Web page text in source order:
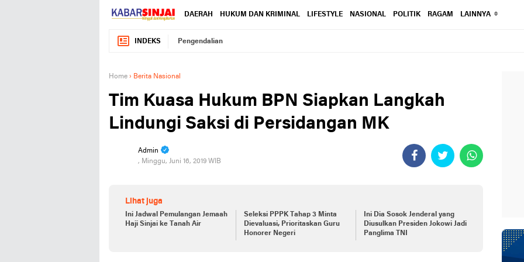
DAERAH HUKUM DAN KRIMINAL LIFESTYLE NASIONAL POLITIK RAGAM LAINNYA
INDEKS Pengendalian
Home › Berita Nasional
Tim Kuasa Hukum BPN Siapkan Langkah
Lindungi Saksi di Persidangan MK
Admin
, Minggu, Juni 16, 2019 WIB
Lihat juga
Ini Jadwal Pemulangan Jemaah
Haji Sinjai ke Tanah Air
Seleksi PPPK Tahap 3 Minta
Dievaluasi, Prioritaskan Guru
Honorer Negeri
Ini Dia Sosok Jenderal yang
Diusulkan Presiden Jokowi Jadi
Panglima TNI